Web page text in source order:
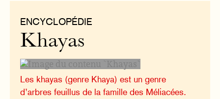
ENCYCLOPÉDIE
Khayas
Les khayas (genre Khaya) est un genre
d’arbres feuillus de la famille des Méliacées.